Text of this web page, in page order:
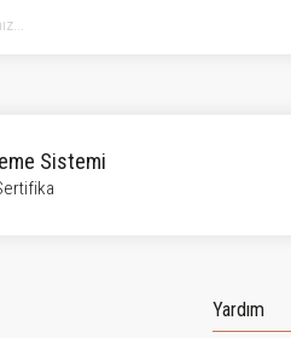
Sistemi
Yardım